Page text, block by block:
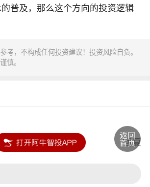
普及，那么这个方向的投资逻辑
考，不构成任何投资建议！投资风险自负。
慎。
其淡如水 回复
老师分享，学习了。